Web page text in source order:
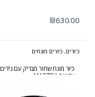
₪630.00
כיורים, כיורים מונחים
כיור מונח שחור מבריק עם גידים
עדינים MARTINI